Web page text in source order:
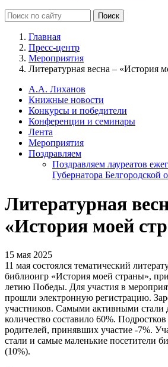
Главная
Пресс-центр
Мероприятия
Литературная весна – «История
А.А. Лиханов
Книжные новости
Конкурсы и победители
Конференции и семинары
Лента
Мероприятия
Поздравляем
Поздравляем лауреатов
Губернатора Белгородской
Литературная
«История моей
15 мая 2025
11 мая состоялся тематический
библиоигр «История моей страны»,
летию Победы. Для участия в
прошли электронную регистрацию.
участников. Самыми активными стали
количество составило 60%.
родителей, принявших участие -7%.
стали и самые маленькие посетители
(10%).